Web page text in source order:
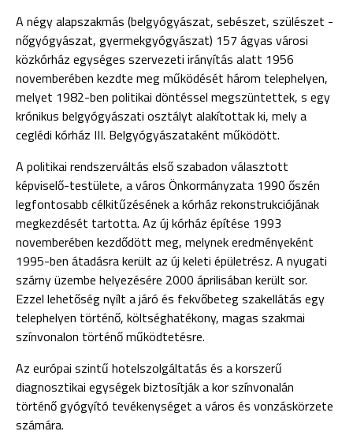
A négy alapszakmás (belgyógyászat, sebészet, szülészet -
nőgyógyászat, gyermekgyógyászat) 157 ágyas városi
közkórház egységes szervezeti irányítás alatt 1956
novemberében kezdte meg működését három telephelyen,
melyet 1982-ben politikai döntéssel megszüntettek, s egy
krónikus belgyógyászati osztályt alakítottak ki, mely a
ceglédi kórház III. Belgyógyászataként működött.
A politikai rendszerváltás első szabadon választott
képviselő-testülete, a város Önkormányzata 1990 őszén
legfontosabb célkitűzésének a kórház rekonstrukciójának
megkezdését tartotta. Az új kórház építése 1993
novemberében kezdődött meg, melynek eredményeként
1995-ben átadásra került az új keleti épületrész. A nyugati
szárny üzembe helyezésére 2000 áprilisában került sor.
Ezzel lehetőség nyílt a járó és fekvőbeteg szakellátás egy
telephelyen történő, költséghatékony, magas szakmai
színvonalon történő működtetésre.
Az európai szintű hotelszolgáltatás és a korszerű
diagnosztikai egységek biztosítják a kor színvonalán
történő gyógyító tevékenységet a város és vonzáskörzete
számára.